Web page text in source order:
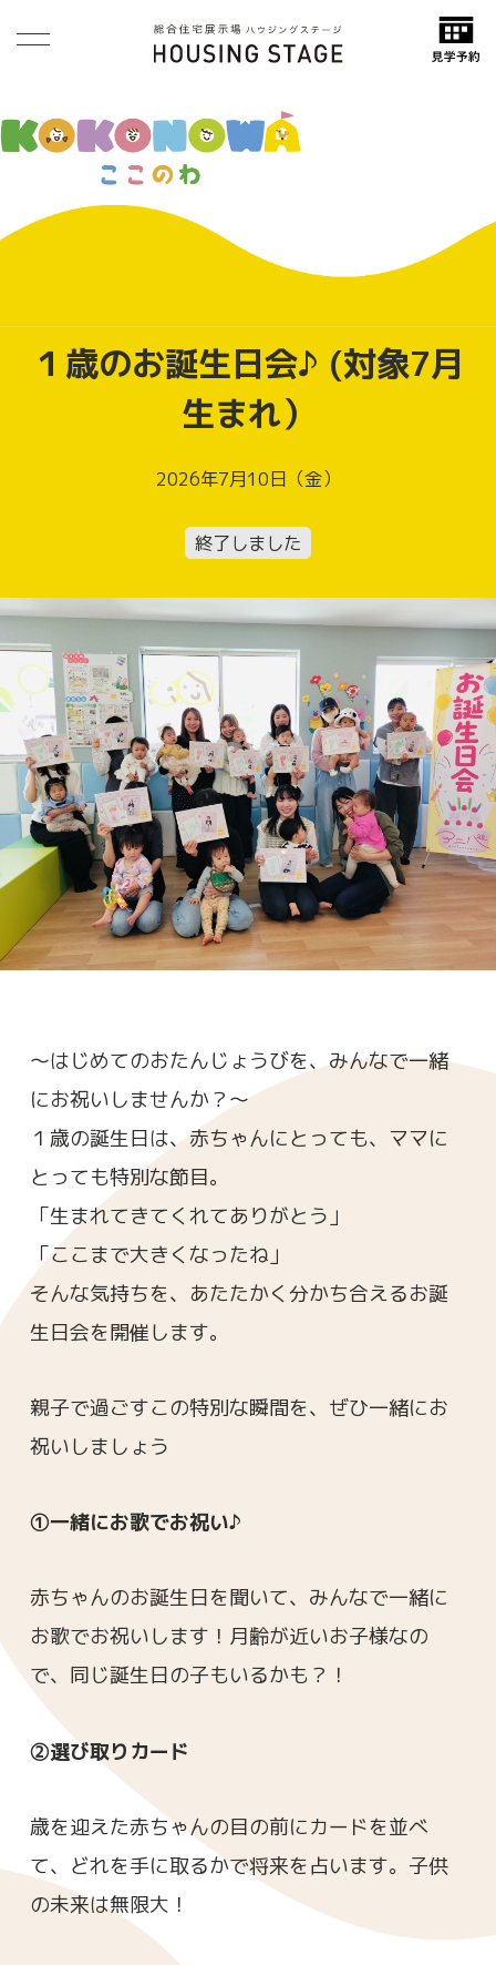
１歳のお誕生日会♪ (対象7月
生まれ）
2026年7月10日（金）
終了しました
～はじめてのおたんじょうびを、みんなで一緒
にお祝いしませんか？～
１歳の誕生日は、赤ちゃんにとっても、ママに
とっても特別な節目。
「生まれてきてくれてありがとう」
「ここまで大きくなったね」
そんな気持ちを、あたたかく分かち合えるお誕
生日会を開催します。
親子で過ごすこの特別な瞬間を、ぜひ一緒にお
祝いしましょう
①一緒にお歌でお祝い♪
赤ちゃんのお誕生日を聞いて、みんなで一緒に
お歌でお祝いします！月齢が近いお子様なの
で、同じ誕生日の子もいるかも？！
②選び取りカード
歳を迎えた赤ちゃんの目の前にカードを並べ
て、どれを手に取るかで将来を占います。子供
の未来は無限大！